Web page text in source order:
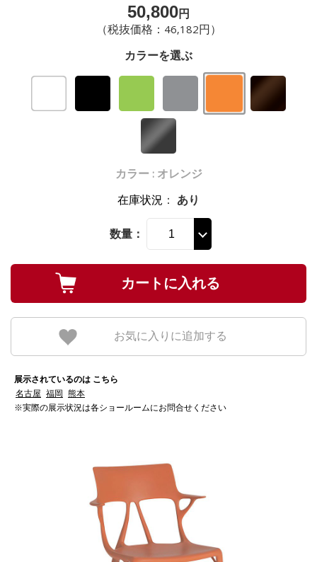
50,800円
（税抜価格：46,182円）
カラーを選ぶ
カラー : オレンジ
在庫状況 ： あり
数量：
お気に入りに追加する
展示されているのは こちら
名古屋 福岡 熊本
※実際の展示状況は各ショールームにお問合せください